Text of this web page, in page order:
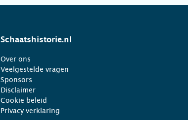
Schaatshistorie.nl
Over ons
Veelgestelde vragen
Sponsors
Disclaimer
Cookie beleid
Privacy verklaring